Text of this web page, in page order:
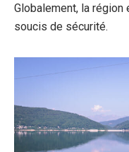
Globalement, la région
soucis de sécurité.